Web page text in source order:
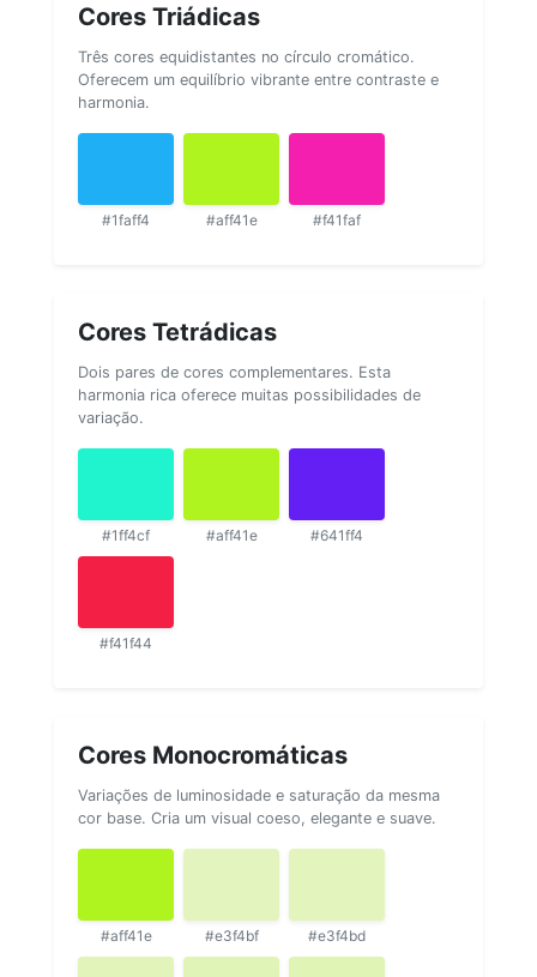
Cores Triádicas
Três cores equidistantes no círculo cromático.
Oferecem um equilíbrio vibrante entre contraste e
harmonia.
#1faff4 #aff41e #f41faf
Cores Tetrádicas
Dois pares de cores complementares. Esta
harmonia rica oferece muitas possibilidades de
variação.
#1ff4cf #aff41e #641ff4
#f41f44
Cores Monocromáticas
Variações de luminosidade e saturação da mesma
cor base. Cria um visual coeso, elegante e suave.
#aff41e #e3f4bf #e3f4bd